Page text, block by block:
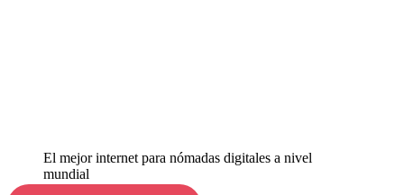
El mejor internet para nómadas digitales a nivel
mundial